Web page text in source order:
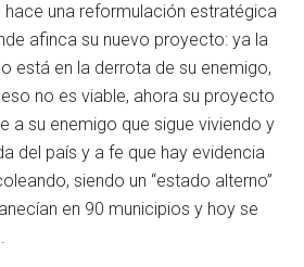
hace una reformulación estratégica
afinca su nuevo proyecto: ya la
está en la derrota de su enemigo,
no es viable, ahora su proyecto
a su enemigo que sigue viviendo y
del país y a fe que hay evidencia
siendo un “estado alterno”
en 90 municipios y hoy se